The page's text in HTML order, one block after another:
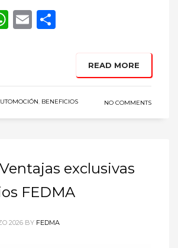
WhatsApp
Email
READ MORE
, BENEFICIOS NO COMMENTS
exclusivas
FEDMA
2026 BY FEDMA